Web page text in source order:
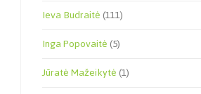
Ieva Budraitė(111)
Inga Popovaitė(5)
Jūratė Mažeikytė(1)